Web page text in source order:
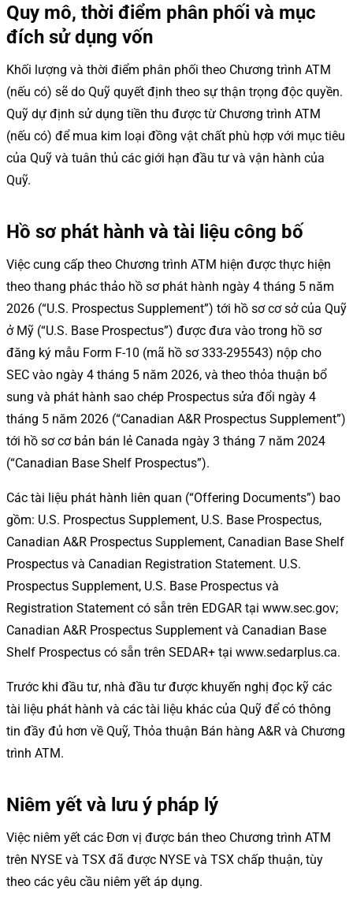
Quy mô, thời điểm phân phối và mục
đích sử dụng vốn
Khối lượng và thời điểm phân phối theo Chương trình ATM
(nếu có) sẽ do Quỹ quyết định theo sự thận trọng độc quyền.
Quỹ dự định sử dụng tiền thu được từ Chương trình ATM
(nếu có) để mua kim loại đồng vật chất phù hợp với mục tiêu
của Quỹ và tuân thủ các giới hạn đầu tư và vận hành của
Quỹ.
Hồ sơ phát hành và tài liệu công bố
Việc cung cấp theo Chương trình ATM hiện được thực hiện
theo thang phác thảo hồ sơ phát hành ngày 4 tháng 5 năm
2026 (“U.S. Prospectus Supplement”) tới hồ sơ cơ sở của Quỹ
ở Mỹ (“U.S. Base Prospectus”) được đưa vào trong hồ sơ
đăng ký mẫu Form F-10 (mã hồ sơ 333-295543) nộp cho
SEC vào ngày 4 tháng 5 năm 2026, và theo thỏa thuận bổ
sung và phát hành sao chép Prospectus sửa đổi ngày 4
tháng 5 năm 2026 (“Canadian A&R Prospectus Supplement”)
tới hồ sơ cơ bản bán lẻ Canada ngày 3 tháng 7 năm 2024
(“Canadian Base Shelf Prospectus”).
Các tài liệu phát hành liên quan (“Offering Documents”) bao
gồm: U.S. Prospectus Supplement, U.S. Base Prospectus,
Canadian A&R Prospectus Supplement, Canadian Base Shelf
Prospectus và Canadian Registration Statement. U.S.
Prospectus Supplement, U.S. Base Prospectus và
Registration Statement có sẵn trên EDGAR tại www.sec.gov;
Canadian A&R Prospectus Supplement và Canadian Base
Shelf Prospectus có sẵn trên SEDAR+ tại www.sedarplus.ca.
Trước khi đầu tư, nhà đầu tư được khuyến nghị đọc kỹ các
tài liệu phát hành và các tài liệu khác của Quỹ để có thông
tin đầy đủ hơn về Quỹ, Thỏa thuận Bán hàng A&R và Chương
trình ATM.
Niêm yết và lưu ý pháp lý
Việc niêm yết các Đơn vị được bán theo Chương trình ATM
trên NYSE và TSX đã được NYSE và TSX chấp thuận, tùy
theo các yêu cầu niêm yết áp dụng.